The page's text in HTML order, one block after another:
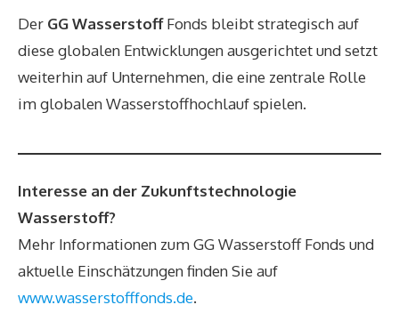
Der GG WasserstoffFonds bleibt strategisch auf
diese globalen Entwicklungen ausgerichtet und setzt
weiterhin auf Unternehmen, die eine zentrale Rolle
im globalen Wasserstoffhochlauf spielen.
Interesse an der Zukunftstechnologie
Wasserstoff?
Mehr Informationen zum GG Wasserstoff Fonds und
aktuelle Einschätzungen finden Sie auf
www.wasserstofffonds.de.